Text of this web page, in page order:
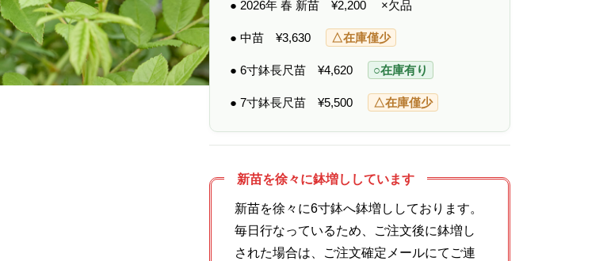
0
● 2026年 春 新苗 ¥2,200 ×欠品
● 中苗 ¥3,630 △在庫僅少
● 6寸鉢長尺苗 ¥4,620 ○在庫有り
● 7寸鉢長尺苗 ¥5,500 △在庫僅少
新苗を徐々に鉢増ししています
新苗を徐々に6寸鉢へ鉢増ししております。
毎日行なっているため、ご注文後に鉢増し
された場合は、ご注文確定メールにてご連